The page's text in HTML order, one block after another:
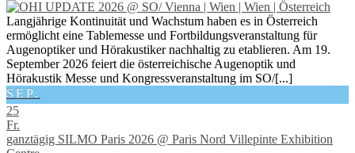
Langjährige Kontinuität und Wachstum haben es in Österreich
ermöglicht eine Tablemesse und Fortbildungsveranstaltung für
Augenoptiker und Hörakustiker nachhaltig zu etablieren. Am 19.
September 2026 feiert die österreichische Augenoptik und
Hörakustik Messe und Kongressveranstaltung im SO/[...]
SEP.
25
Fr.
ganztägig SILMO Paris 2026 @ Paris Nord Villepinte Exhibition